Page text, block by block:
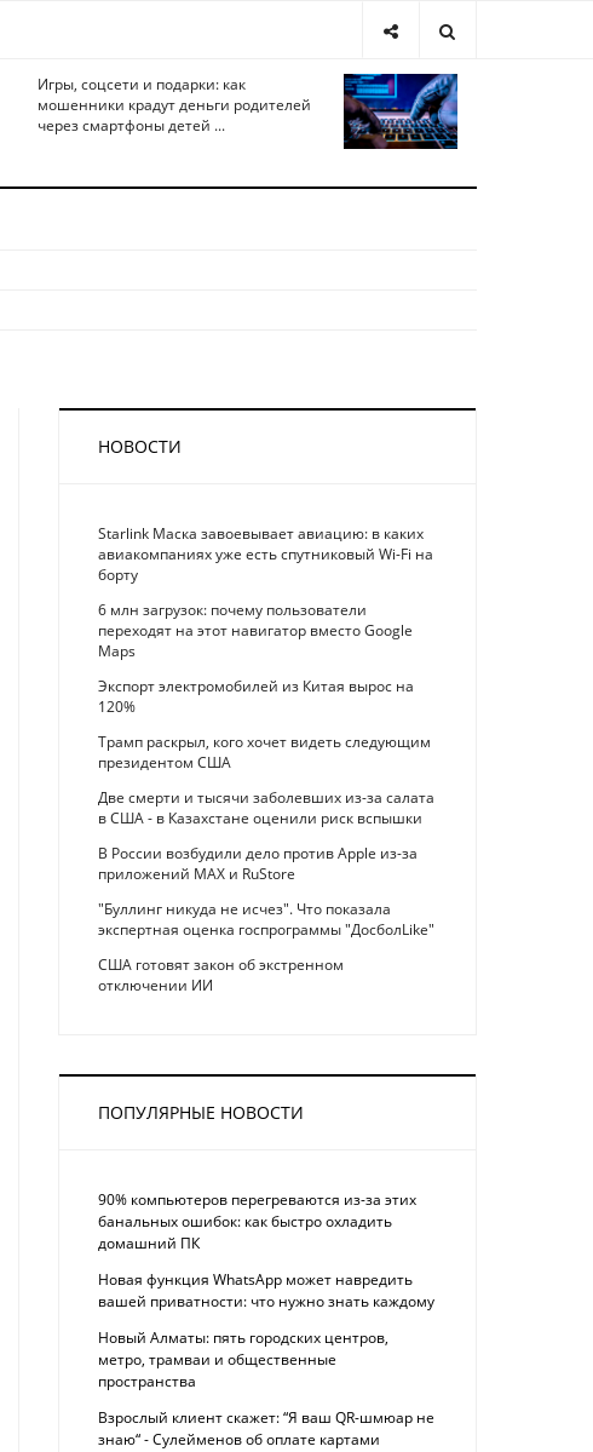
Игры, соцсети и подарки: как
мошенники крадут деньги родителей
через смартфоны детей ...
НОВОСТИ
Starlink Маска завоевывает авиацию: в каких
авиакомпаниях уже есть спутниковый Wi-Fi на
борту
6 млн загрузок: почему пользователи
переходят на этот навигатор вместо Google
Maps
Экспорт электромобилей из Китая вырос на
120%
Трамп раскрыл, кого хочет видеть следующим
президентом США
Две смерти и тысячи заболевших из-за салата
в США - в Казахстане оценили риск вспышки
В России возбудили дело против Apple из-за
приложений MAX и RuStore
"Буллинг никуда не исчез". Что показала
экспертная оценка госпрограммы "ДосболLike"
США готовят закон об экстренном
отключении ИИ
ПОПУЛЯРНЫЕ НОВОСТИ
90% компьютеров перегреваются из-за этих
банальных ошибок: как быстро охладить
домашний ПК
Новая функция WhatsApp может навредить
вашей приватности: что нужно знать каждому
Новый Алматы: пять городских центров,
метро, трамваи и общественные
пространства
Взрослый клиент скажет: “Я ваш QR-шмюар не
знаю“ - Сулейменов об оплате картами